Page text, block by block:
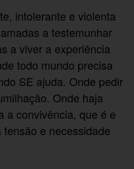
intolerante e violenta
a testemunhar
a viver a experiência
todo mundo precisa
SE ajuda. Onde pedir
Onde haja
a convivência, que é e
e necessidade